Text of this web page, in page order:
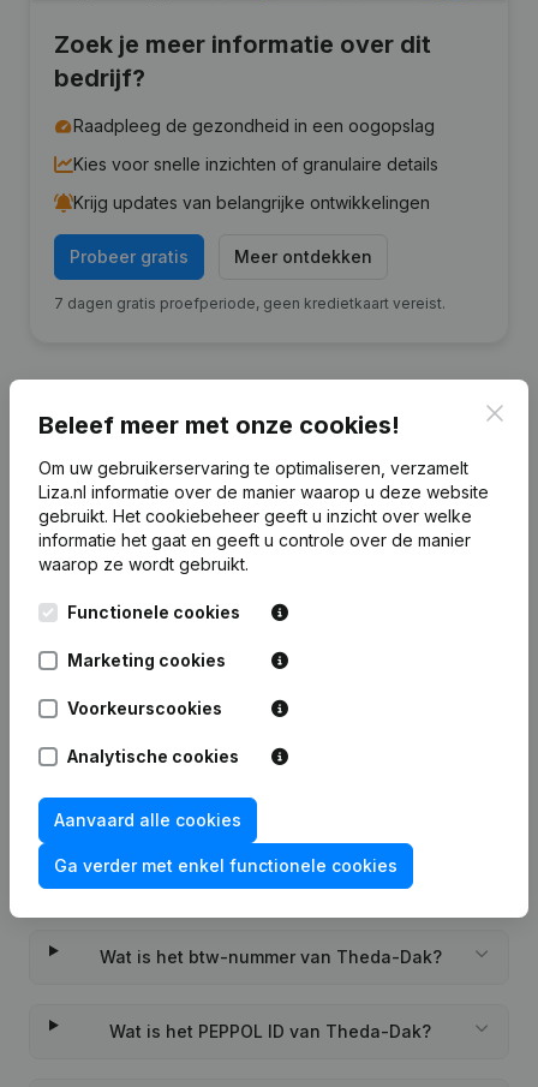
Zoek je meer informatie over dit
bedrijf?
Raadpleeg de gezondheid in een oogopslag
Kies voor snelle inzichten of granulaire details
Krijg updates van belangrijke ontwikkelingen
Probeer gratis Meer ontdekken
7 dagen gratis proefperiode, geen kredietkaart vereist.
Financiële gegevens van Theda-Dak
2024 2023 2022
vermogen
€ 208.222 192.965
Personeel 0
Veelgestelde vragen
Wat is het KVK-nummer van Theda-Dak?
Wat is het btw-nummer van Theda-Dak?
Wat is het PEPPOL ID van Theda-Dak?
Beleef meer met onze cookies!
Om uw gebruikerservaring te optimaliseren, verzamelt
Liza.nl informatie over de manier waarop u deze website
gebruikt. Het cookiebeheer geeft u inzicht over welke
informatie het gaat en geeft u controle over de manier
waarop ze wordt gebruikt.
Functionele cookies
Marketing cookies
Voorkeurscookies
Analytische cookies
Aanvaard alle cookies
Ga verder met enkel functionele cookies